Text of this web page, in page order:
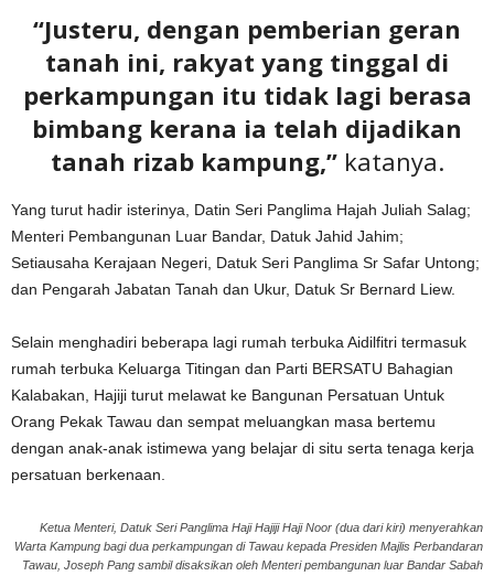
“Justeru, dengan pemberian geran
tanah ini, rakyat yang tinggal di
perkampungan itu tidak lagi berasa
bimbang kerana ia telah dijadikan
tanah rizab kampung,”katanya.
Yang turut hadir isterinya, Datin Seri Panglima Hajah Juliah Salag;
Menteri Pembangunan Luar Bandar, Datuk Jahid Jahim;
Setiausaha Kerajaan Negeri, Datuk Seri Panglima Sr Safar Untong;
dan Pengarah Jabatan Tanah dan Ukur, Datuk Sr Bernard Liew.
Selain menghadiri beberapa lagi rumah terbuka Aidilfitri termasuk
rumah terbuka Keluarga Titingan dan Parti BERSATU Bahagian
Kalabakan, Hajiji turut melawat ke Bangunan Persatuan Untuk
Orang Pekak Tawau dan sempat meluangkan masa bertemu
dengan anak-anak istimewa yang belajar di situ serta tenaga kerja
persatuan berkenaan.
Ketua Menteri, Datuk Seri Panglima Haji Hajiji Haji Noor (dua dari kiri) menyerahkan
Warta Kampung bagi dua perkampungan di Tawau kepada Presiden Majlis Perbandaran
Tawau, Joseph Pang sambil disaksikan oleh Menteri pembangunan luar Bandar Sabah